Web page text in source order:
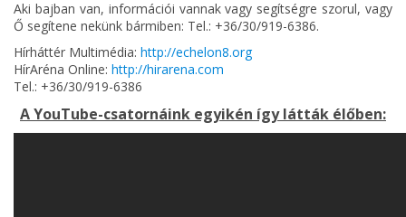
Aki bajban van, információi vannak vagy segítségre szorul, vagy
Ő segítene nekünk bármiben: Tel.: +36/30/919-6386.
Hírháttér Multimédia: http://echelon8.org
HírAréna Online: http://hirarena.com
Tel.: +36/30/919-6386
A YouTube-csatornáink egyikén így látták élőben: